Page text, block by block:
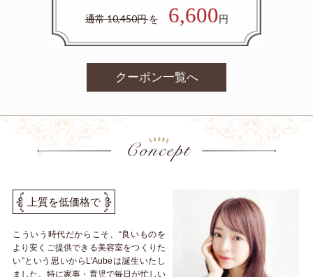
通常 10,450円を 6,600円
クーポン一覧へ
上質を低価格で
こういう時代だからこそ、“良いものを
より安くご提供できる美容室をつくりた
い”という思いからL'Aubeは誕生いたし
ました。特に家事・育児で毎日が忙しい